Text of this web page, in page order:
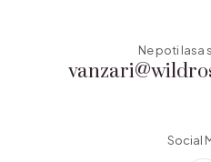
Ne poti lasa
Social